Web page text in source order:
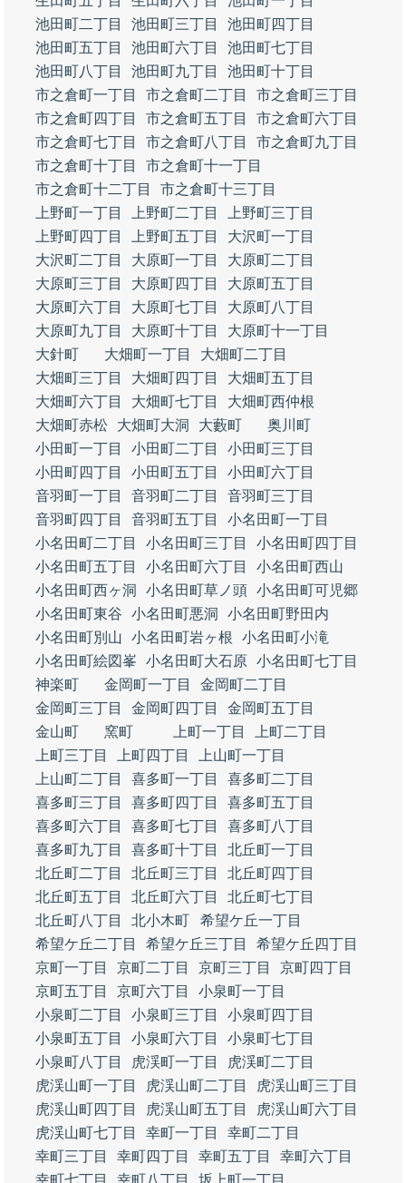
池田町二丁目
池田町三丁目
池田町四丁目
池田町五丁目
池田町六丁目
池田町七丁目
池田町八丁目
池田町九丁目
池田町十丁目
市之倉町一丁目
市之倉町二丁目
市之倉町三丁目
市之倉町四丁目
市之倉町五丁目
市之倉町六丁目
市之倉町七丁目
市之倉町八丁目
市之倉町九丁目
市之倉町十丁目
市之倉町十一丁目
市之倉町十二丁目
市之倉町十三丁目
上野町一丁目
上野町二丁目
上野町三丁目
上野町四丁目
上野町五丁目
大沢町一丁目
大沢町二丁目
大原町一丁目
大原町二丁目
大原町三丁目
大原町四丁目
大原町五丁目
大原町六丁目
大原町七丁目
大原町八丁目
大原町九丁目
大原町十丁目
大原町十一丁目
大針町
大畑町一丁目
大畑町二丁目
大畑町三丁目
大畑町四丁目
大畑町五丁目
大畑町六丁目
大畑町七丁目
大畑町西仲根
大畑町赤松
大畑町大洞 大藪町
奥川町
小田町一丁目
小田町二丁目
小田町三丁目
小田町四丁目
小田町五丁目
小田町六丁目
音羽町一丁目
音羽町二丁目
音羽町三丁目
音羽町四丁目
音羽町五丁目
小名田町一丁目
小名田町二丁目
小名田町三丁目
小名田町四丁目
小名田町五丁目
小名田町六丁目
小名田町西山
小名田町西ヶ洞
小名田町草ノ頭 小名田町可児郷
小名田町東谷
小名田町悪洞
小名田町野田内
小名田町別山
小名田町岩ヶ根
小名田町小滝
小名田町絵図峯
小名田町大石原 小名田町七丁目
神楽町
金岡町一丁目
金岡町二丁目
金岡町三丁目
金岡町四丁目
金岡町五丁目
金山町
窯町 上町一丁目
上町二丁目
上町三丁目
上町四丁目
上山町一丁目
上山町二丁目
喜多町一丁目
喜多町二丁目
喜多町三丁目
喜多町四丁目
喜多町五丁目
喜多町六丁目
喜多町七丁目
喜多町八丁目
喜多町九丁目
喜多町十丁目
北丘町一丁目
北丘町二丁目
北丘町三丁目
北丘町四丁目
北丘町五丁目
北丘町六丁目
北丘町七丁目
北丘町八丁目
北小木町
希望ケ丘一丁目
希望ケ丘二丁目
希望ケ丘三丁目
希望ケ丘四丁目
京町一丁目
京町二丁目 京町三丁目
京町四丁目
京町五丁目
京町六丁目
小泉町一丁目
小泉町二丁目
小泉町三丁目
小泉町四丁目
小泉町五丁目
小泉町六丁目
小泉町七丁目
小泉町八丁目
虎渓町一丁目
虎渓町二丁目
虎渓山町一丁目
虎渓山町二丁目
虎渓山町三丁目
虎渓山町四丁目
虎渓山町五丁目
虎渓山町六丁目
虎渓山町七丁目
幸町一丁目
幸町二丁目
幸町三丁目
幸町四丁目 幸町五丁目
幸町六丁目
幸町七丁目
幸町八丁目
坂上町一丁目